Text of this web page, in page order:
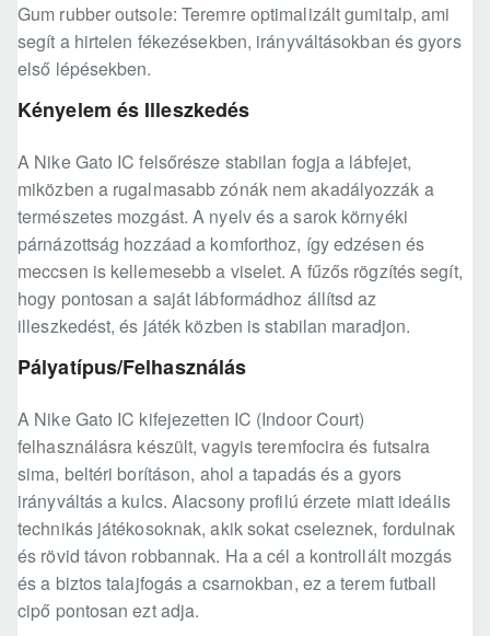
Gum rubber outsole: Teremre optimalizált gumitalp, ami
segít a hirtelen fékezésekben, irányváltásokban és gyors
első lépésekben.
Kényelem és Illeszkedés
A Nike Gato IC felsőrésze stabilan fogja a lábfejet,
miközben a rugalmasabb zónák nem akadályozzák a
természetes mozgást. A nyelv és a sarok környéki
párnázottság hozzáad a komforthoz, így edzésen és
meccsen is kellemesebb a viselet. A fűzős rögzítés segít,
hogy pontosan a saját lábformádhoz állítsd az
illeszkedést, és játék közben is stabilan maradjon.
Pályatípus/Felhasználás
A Nike Gato IC kifejezetten IC (Indoor Court)
felhasználásra készült, vagyis teremfocira és futsalra
sima, beltéri borításon, ahol a tapadás és a gyors
irányváltás a kulcs. Alacsony profilú érzete miatt ideális
technikás játékosoknak, akik sokat cseleznek, fordulnak
és rövid távon robbannak. Ha a cél a kontrollált mozgás
és a biztos talajfogás a csarnokban, ez a terem futball
cipő pontosan ezt adja.